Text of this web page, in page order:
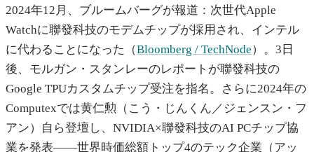
2024年12月、ブルームバーグが報道：次世代Apple
Watchに聯發科技のモデムチップが採用され、インテル
に代わることになった（Bloomberg / TechNode）。3日
後、モルガン・スタンレーのレポートが聯發科技の
Google TPUカスタムチップ受注を指名。さらに2024年の
Computexでは黄仁勲（こう・じんくん／ジェンスン・フ
アン）自ら登壇し、NVIDIA×聯發科技のAI PCチップ協
業を発表——世界時価総額トップ4のテック企業（アッ